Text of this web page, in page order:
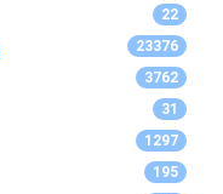
22
23376
3762
31
1297
195